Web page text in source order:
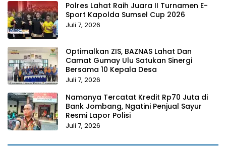
Polres Lahat Raih Juara II Turnamen E-
Sport Kapolda Sumsel Cup 2026
Juli 7, 2026
Optimalkan ZIS, BAZNAS Lahat Dan
Camat Gumay Ulu Satukan Sinergi
Bersama 10 Kepala Desa
Juli 7, 2026
Namanya Tercatat Kredit Rp70 Juta di
Bank Jombang, Ngatini Penjual Sayur
Resmi Lapor Polisi
Juli 7, 2026